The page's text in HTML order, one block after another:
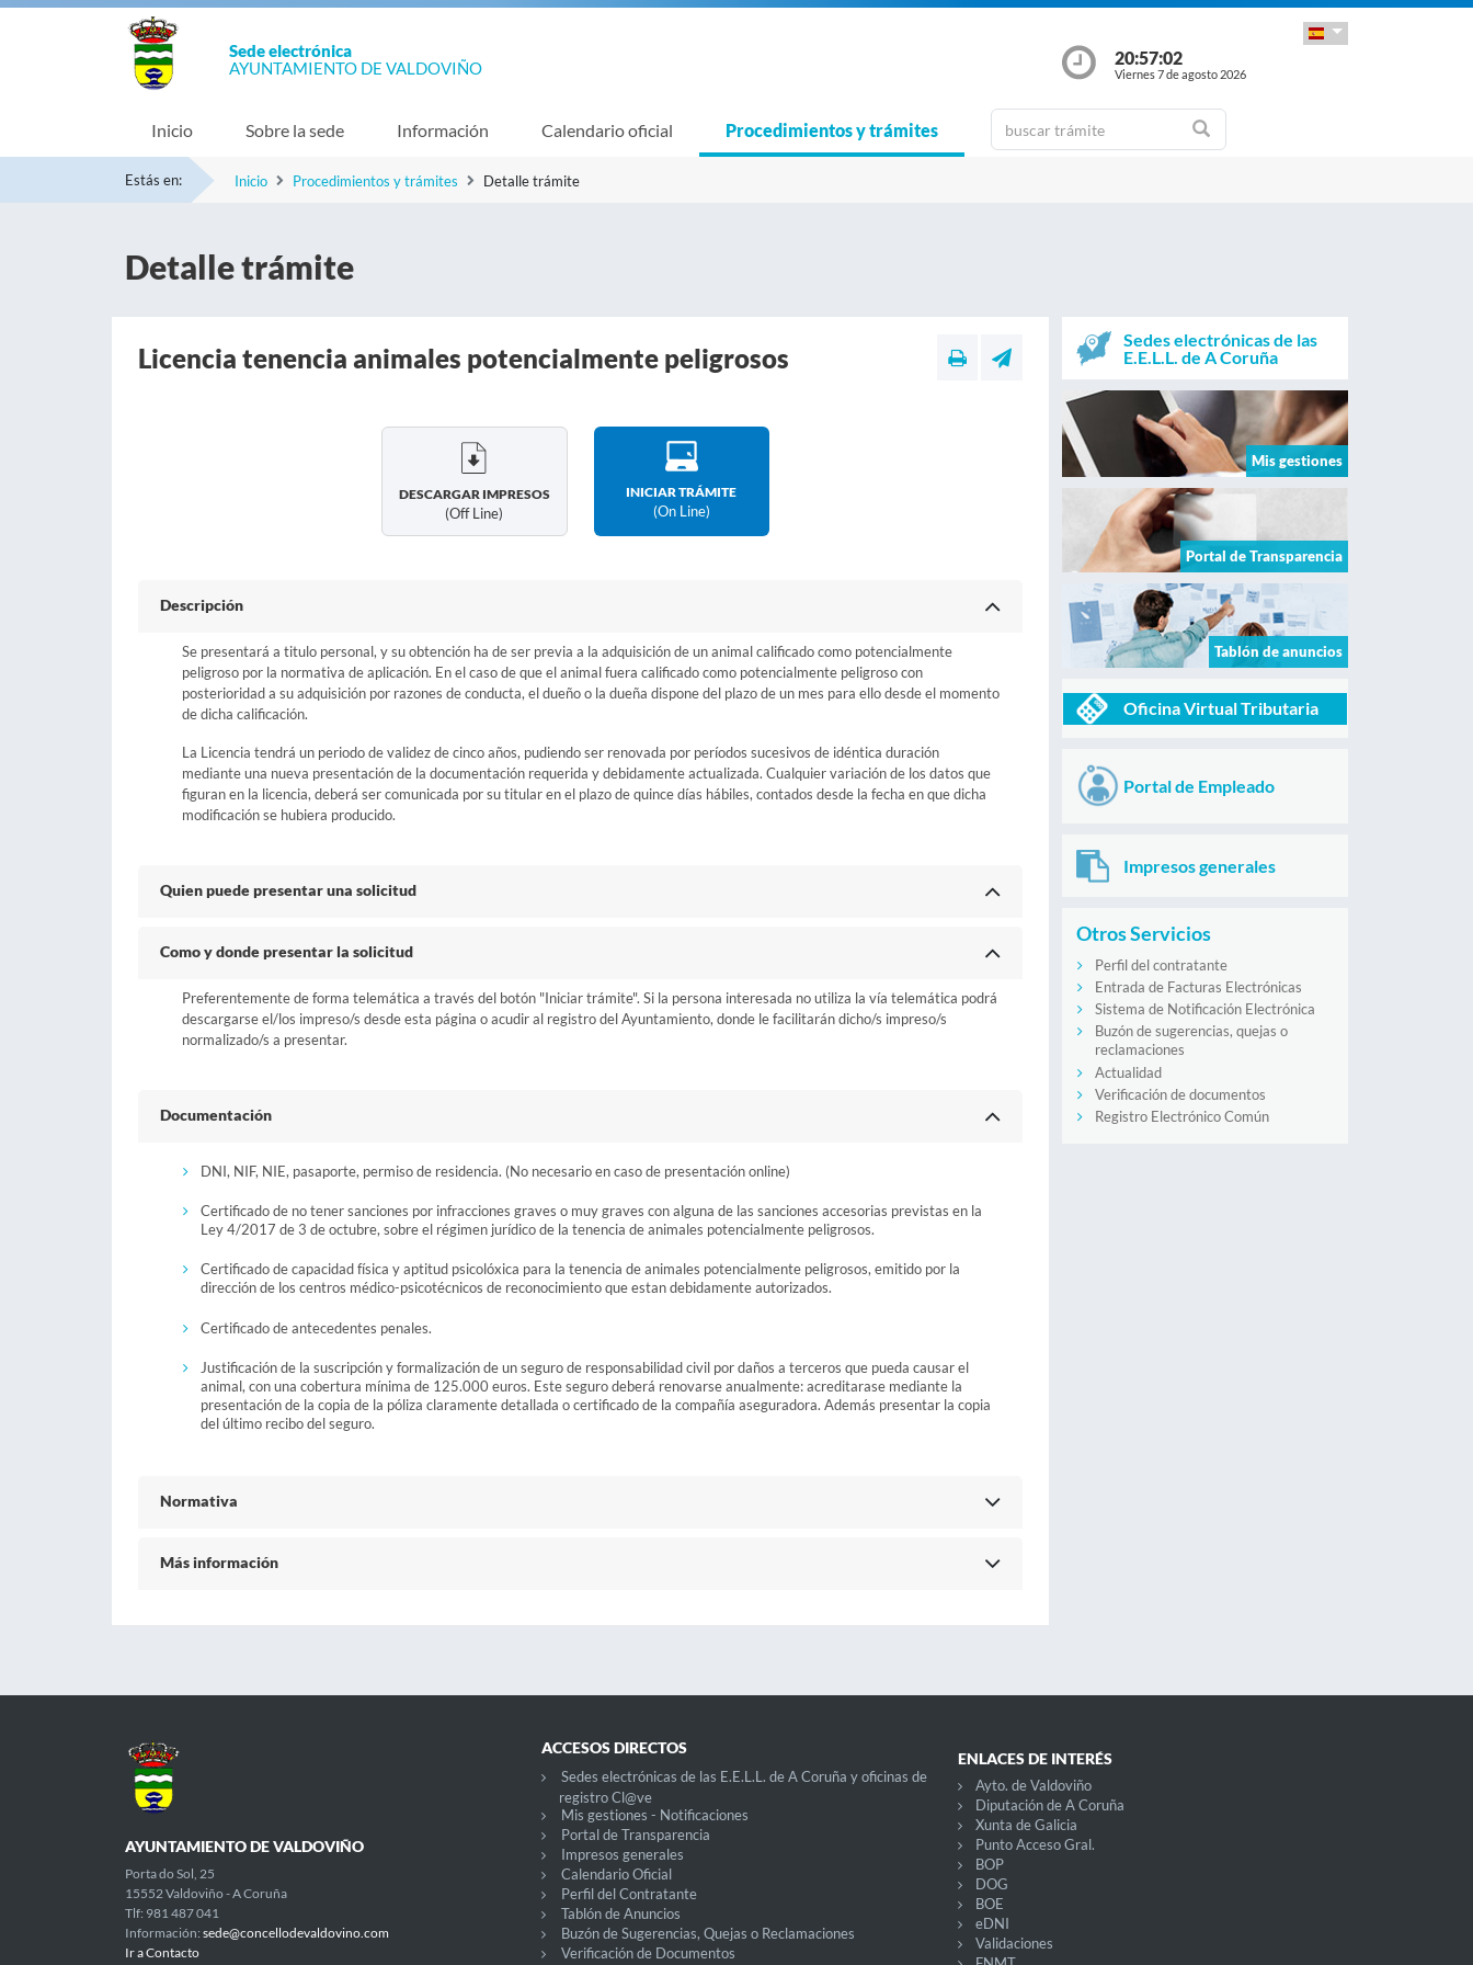
Sede electrónica
AYUNTAMIENTO DE VALDOVIÑO
20:57:02
Viernes 7 de agosto 2026
Inicio Sobre la sede Información Calendario oficial Procedimientos y trámites
Estás en: Inicio Procedimientos y trámites Detalle trámite
Detalle trámite
Licencia tenencia animales potencialmente peligrosos
DESCARGAR IMPRESOS
(off Line)
INICIAR TRÁMITE
(on Line)
Descripción
Se presentará a titulo personal, y su obtención ha de ser previa a la adquisición de un animal calificado como potencialmente
peligroso por la normativa de aplicación. En el caso de que el animal fuera calificado como potencialmente peligroso con
posterioridad a su adquisición por razones de conducta, el dueño o la dueña dispone del plazo de un mes para ello desde el momento
de dicha calificación.
La Licencia tendrá un periodo de validez de cinco años, pudiendo ser renovada por períodos sucesivos de idéntica duración
mediante una nueva presentación de la documentación requerida y debidamente actualizada. Cualquier variación de los datos que
figuran en la licencia, deberá ser comunicada por su titular en el plazo de quince días hábiles, contados desde la fecha en que dicha
modificación se hubiera producido.
Quien puede presentar una solicitud
Como y donde presentar la solicitud
Preferentemente de forma telemática a través del botón "Iniciar trámite". Si la persona interesada no utiliza la vía telemática podrá
descargarse el/los impreso/s desde esta página o acudir al registro del Ayuntamiento, donde le facilitarán dicho/s impreso/s
normalizado/s a presentar.
Documentación
DNI, NIF, NIE, pasaporte, permiso de residencia. (No necesario en caso de presentación online)
Certificado de no tener sanciones por infracciones graves o muy graves con alguna de las sanciones accesorias previstas en la
Ley 4/2017 de 3 de octubre, sobre el régimen jurídico de la tenencia de animales potencialmente peligrosos.
Certificado de capacidad física y aptitud psicolóxica para la tenencia de animales potencialmente peligrosos, emitido por la
dirección de los centros médico-psicotécnicos de reconocimiento que estan debidamente autorizados.
Certificado de antecedentes penales.
Justificación de la suscripción y formalización de un seguro de responsabilidad civil por daños a terceros que pueda causar el
animal, con una cobertura mínima de 125.000 euros. Este seguro deberá renovarse anualmente: acreditarase mediante la
presentación de la copia de la póliza claramente detallada o certificado de la compañía aseguradora. Además presentar la copia
del último recibo del seguro.
Normativa
Más información
Sedes electrónicas de las
E.E.L.L. de A Coruña
Mis gestiones
Portal de Transparencia
Tablón de anuncios
Oficina Virtual Tributaria
Portal de Empleado
Impresos generales
Otros Servicios
Perfil del contratante
Entrada de Facturas Electrónicas
Sistema de Notificación Electrónica
Buzón de sugerencias, quejas o
reclamaciones
Actualidad
Verificación de documentos
Registro Electrónico Común
AYUNTAMIENTO DE VALDOVIÑO
Porta do Sol, 25
15552 Valdoviño - A Coruña
Tlf: 981 487 041
Información: sede@concellodevaldovino.com
Ir a Contacto
ACCESOS DIRECTOS
Sedes electrónicas de las E.E.L.L. de A Coruña y oficinas de
registro Cl@ve
Mis gestiones - Notificaciones
Portal de Transparencia
Impresos generales
Calendario Oficial
Perfil del Contratante
Tablón de Anuncios
Buzón de Sugerencias, Quejas o Reclamaciones
Verificación de Documentos
ENLACES DE INTERÉS
Ayto. de Valdoviño
Diputación de A Coruña
Xunta de Galicia
Punto Acceso Gral.
BOP
DOG
BOE
eDNI
Validaciones